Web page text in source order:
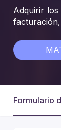
Adquirir
Formulario